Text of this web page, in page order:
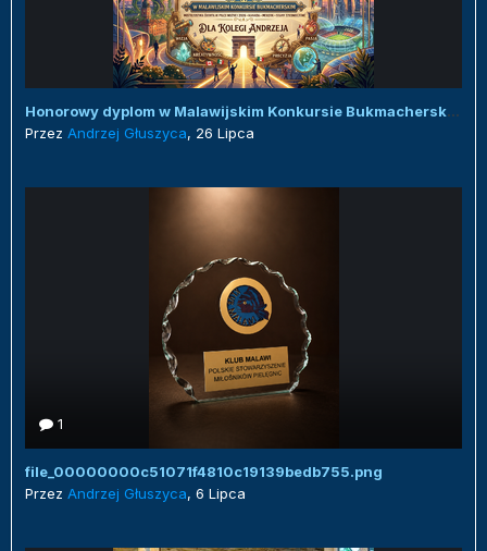
Honorowy dyplom w Malawijskim Konkursie Bukmacherskim :)
Przez Andrzej Głuszyca, 26 Lipca
1
file_00000000c51071f4810c19139bedb755.png
Przez Andrzej Głuszyca, 6 Lipca